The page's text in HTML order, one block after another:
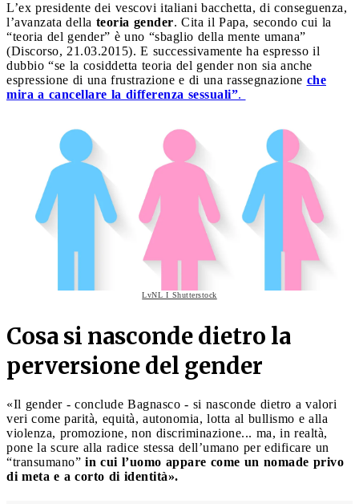
L’ex presidente dei vescovi italiani bacchetta, di conseguenza,
l’avanzata della teoria gender. Cita il Papa, secondo cui la
“teoria del gender” è uno “sbaglio della mente umana”
(Discorso, 21.03.2015). E successivamente ha espresso il
dubbio “se la cosiddetta teoria del gender non sia anche
espressione di una frustrazione e di una rassegnazione che
mira a cancellare la differenza sessuali”.
LvNL I Shutterstock
Cosa si nasconde dietro la
perversione del gender
«Il gender - conclude Bagnasco - si nasconde dietro a valori
veri come parità, equità, autonomia, lotta al bullismo e alla
violenza, promozione, non discriminazione... ma, in realtà,
pone la scure alla radice stessa dell’umano per edificare un
“transumano” in cui l’uomo appare come un nomade privo
di meta e a corto di identità».